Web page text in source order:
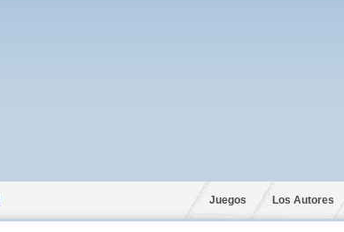
Juegos Los Autores